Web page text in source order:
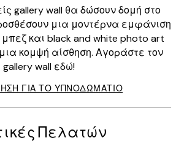
gallery wall θα δώσουν δομή στο
μια μοντέρνα εμφάνιση
και black and white photo art
κομψή αίσθηση. Αγοράστε τον
gallery wall εδώ!
ΓΙΑ ΤΟ ΥΠΝΟΔΩΜΆΤΙΟ
Πελατών